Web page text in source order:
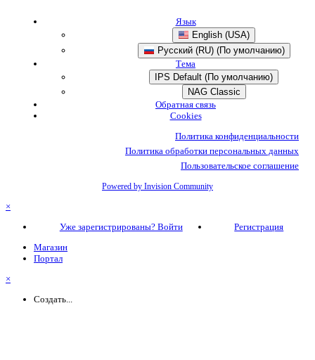
Язык
English (USA)
Русский (RU) (По умолчанию)
Тема
IPS Default (По умолчанию)
NAG Classic
Обратная связь
Cookies
Политика конфиденциальности
Политика обработки персональных данных
Пользовательское соглашение
Powered by Invision Community
×
Уже зарегистрированы? Войти
Регистрация
Магазин
Портал
×
Создать...